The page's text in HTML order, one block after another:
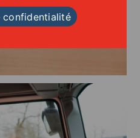
confidentialité